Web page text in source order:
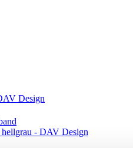
Design
- DAV Design